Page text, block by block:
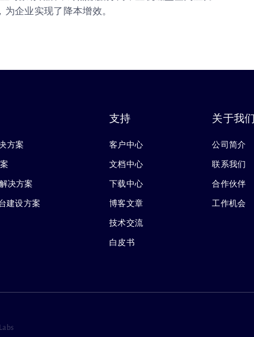
为企业实现了降本增效。
方案
决方案
建设方案
支持
客户中心
文档中心
下载中心
博客文章
技术交流
白皮书
关于我们
公司简介
联系我们
合作伙伴
工作机会